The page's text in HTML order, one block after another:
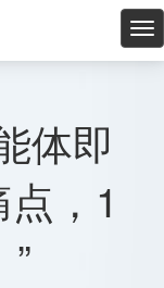
星
体即
，1